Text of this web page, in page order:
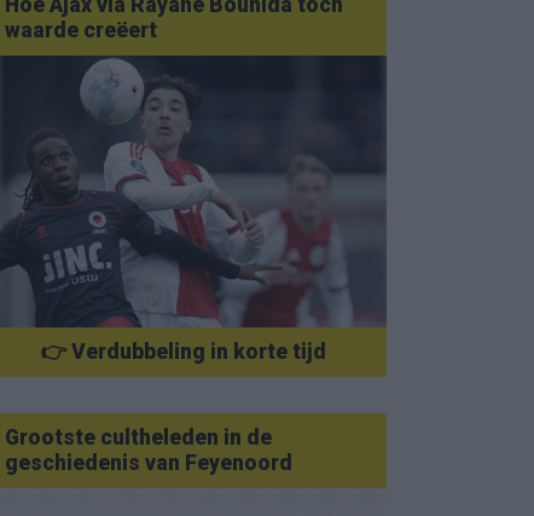
Hoe Ajax via Rayane Bounida toch
waarde creëert
👉 Verdubbeling in korte tijd
Grootste cultheleden in de
geschiedenis van Feyenoord